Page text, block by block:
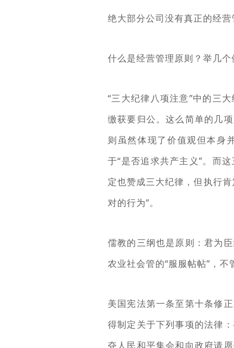
绝大部分公司没有真正的经营
什么是经营管理原则？举几个
“三大纪律八项注意”中的三
缴获要归公。这么简单的几
则虽然体现了价值观但本身
于“是否追求共产主义”。而
定也赞成三大纪律，但执行
对的行为”。
儒教的三纲也是原则：君为
农业社会管的“服服帖帖”，不
美国宪法第一条至第十条修
得制定关于下列事项的法律
夺人民和平集会和向政府请